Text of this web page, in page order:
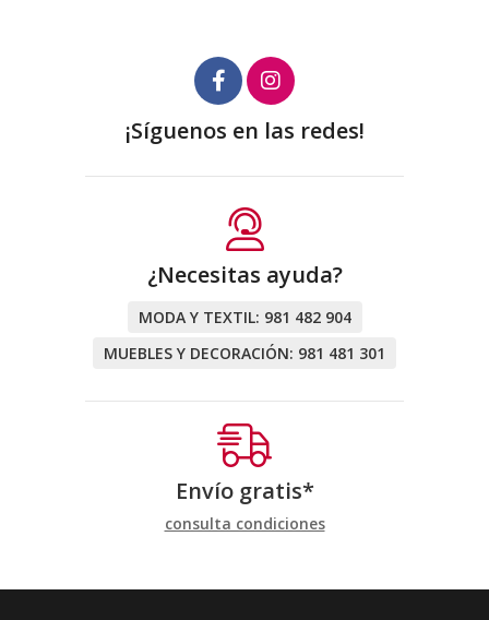
¡Síguenos en las redes!
¿Necesitas ayuda?
MODA Y TEXTIL: 981 482 904
MUEBLES Y DECORACIÓN: 981 481 301
Envío gratis*
consulta condiciones